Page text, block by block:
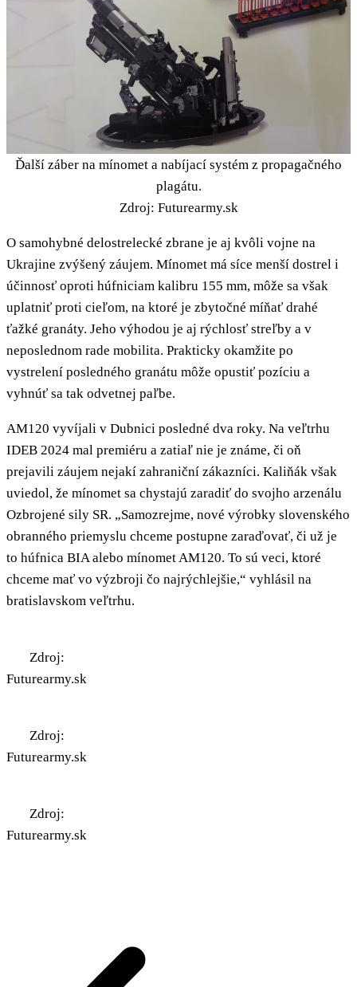
Ďalší záber na mínomet a nabíjací systém z propagačného
plagátu.
Zdroj: Futurearmy.sk
O samohybné delostrelecké zbrane je aj kvôli vojne na
Ukrajine zvýšený záujem. Mínomet má síce menší dostrel i
účinnosť oproti húfniciam kalibru 155 mm, môže sa však
uplatniť proti cieľom, na ktoré je zbytočné míňať drahé
ťažké granáty. Jeho výhodou je aj rýchlosť streľby a v
neposlednom rade mobilita. Prakticky okamžite po
vystrelení posledného granátu môže opustiť pozíciu a
vyhnúť sa tak odvetnej paľbe.
AM120 vyvíjali v Dubnici posledné dva roky. Na veľtrhu
IDEB 2024 mal premiéru a zatiaľ nie je známe, či oň
prejavili záujem nejakí zahraniční zákazníci. Kaliňák však
uviedol, že mínomet sa chystajú zaradiť do svojho arzenálu
Ozbrojené sily SR. „Samozrejme, nové výrobky slovenského
obranného priemyslu chceme postupne zaraďovať, či už je
to húfnica BIA alebo mínomet AM120. To sú veci, ktoré
chceme mať vo výzbroji čo najrýchlejšie,“ vyhlásil na
bratislavskom veľtrhu.
Zdroj:
Futurearmy.sk
Zdroj:
Futurearmy.sk
Zdroj:
Futurearmy.sk